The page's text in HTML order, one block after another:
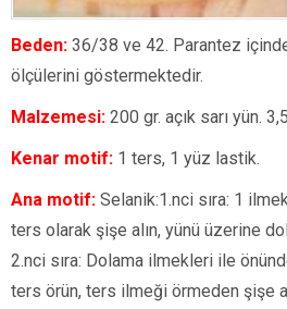
Beden: 36/38 ve 42. Parantez
ölçülerini göstermektedir.
Malzemesi: 200 gr. açık sarı yün.
Kenar motif: 1 ters, 1 yüz lastik.
Ana motif: Selanik:1.nci sıra: 1
ters olarak şişe alın, yünü üzerine
2.nci sıra: Dolama ilmekleri ile
ters örün, ters ilmeği örmeden şişe